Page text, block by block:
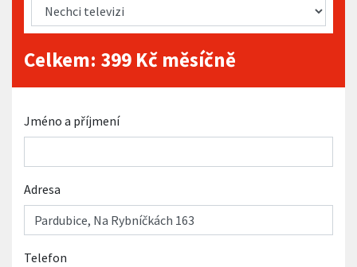
Celkem: 399 Kč měsíčně
Jméno a příjmení
Adresa
Telefon